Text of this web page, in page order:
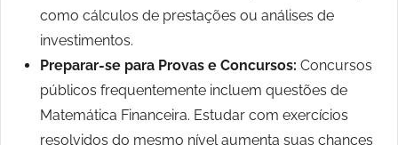
como cálculos de prestações ou análises de
investimentos.
Preparar-se para Provas e Concursos: Concursos
públicos frequentemente incluem questões de
Matemática Financeira. Estudar com exercícios
resolvidos do mesmo nível aumenta suas chances